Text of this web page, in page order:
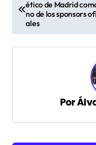
a
ó
n
ético de Madrid
no de los sponsors
ales
Por